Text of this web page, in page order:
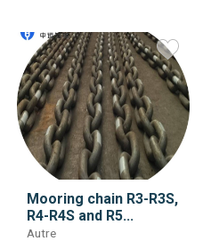
Mooring chain R3-R3S,
R4-R4S and R5...
Autre